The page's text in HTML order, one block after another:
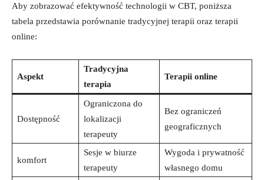
Aby zobrazować efektywność technologii w CBT, ⁣poniższa
tabela przedstawia porównanie⁣ tradycyjnej terapii oraz ⁤terapii
online:
Aspekt
Tradycyjna
terapia
Terapii online
Dostępność
Ograniczona⁢ do
lokalizacji
terapeuty
Bez ograniczeń⁤
geograficznych
komfort
Sesje w biurze⁣
terapeuty
Wygoda i prywatność
własnego ⁢domu